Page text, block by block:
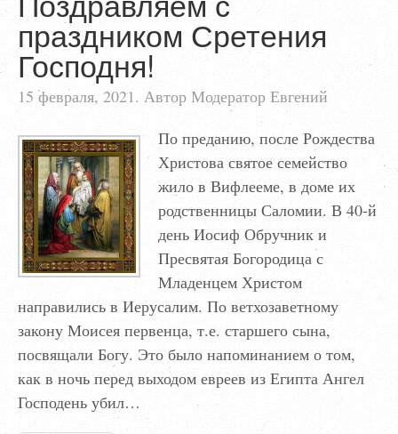
праздником Сретения
Господня!
15 февраля, 2021. Автор Модератор Евгений
По преданию, после Рождества
Христова святое семейство
жило в Вифлееме, в доме их
родственницы Саломии. В 40-й
день Иосиф Обручник и
Пресвятая Богородица с
Младенцем Христом
направились в Иерусалим. По ветхозаветному
закону Моисея первенца, т.е. старшего сына,
посвящали Богу. Это было напоминанием о том,
как в ночь перед выходом евреев из Египта Ангел
Господень убил…